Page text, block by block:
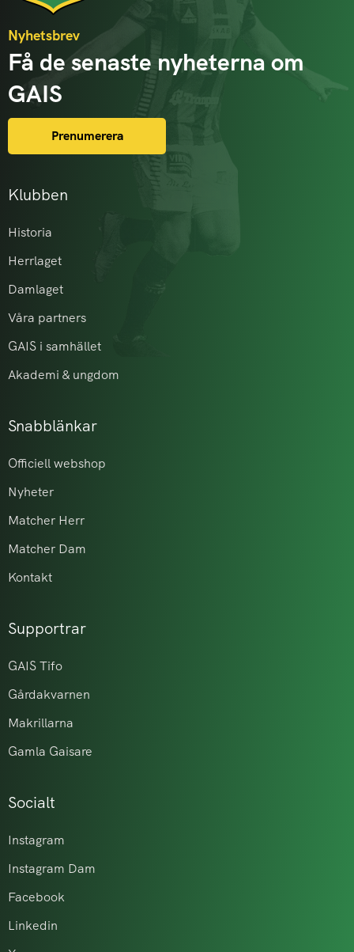
Klubben
Historia
Herrlaget
Damlaget
Våra partners
GAIS i samhället
Akademi & ungdom
Snabblänkar
Officiell webshop
Nyheter
Matcher Herr
Matcher Dam
Kontakt
Supportrar
GAIS Tifo
Gårdakvarnen
Makrillarna
Gamla Gaisare
Socialt
Instagram
Instagram Dam
Facebook
Linkedin
Nyhetsbrev
Få de senaste nyheterna om
GAIS
Prenumerera